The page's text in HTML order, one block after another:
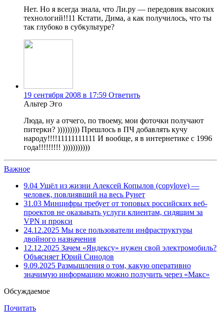
Нет. Но я всегда знала, что Ли.ру — передовик высоких
технологий!!11 Кстати, Дима, а как получилось, что ты
так глубоко в субкультуре?
19 сентября 2008 в 17:59 Ответить
Альтер Эго
Люда, ну а отчего, по твоему, мои фоточки получают
питерки? ))))))))) Прешлось в ПЧ добавлять кучу
народу!!!!11111111111 И вообще, я в интернетике с 1996
года!!!!!!!!! )))))))))))
Важное
9.04 Ушёл из жизни Алексей Копылов (copylove) —
человек, повлиявший на весь Рунет
31.03 Минцифры требует от топовых российских веб-
проектов не оказывать услуги клиентам, сидящим за
VPN и прокси
24.12.2025 Мы все пользователи инфраструктуры
двойного назначения
12.12.2025 Зачем «Яндексу» нужен свой электромобиль?
Объясняет Юрий Синодов
9.09.2025 Размышления о том, какую оперативно
значимую информацию можно получить через «Макс»
Обсуждаемое
Почитать